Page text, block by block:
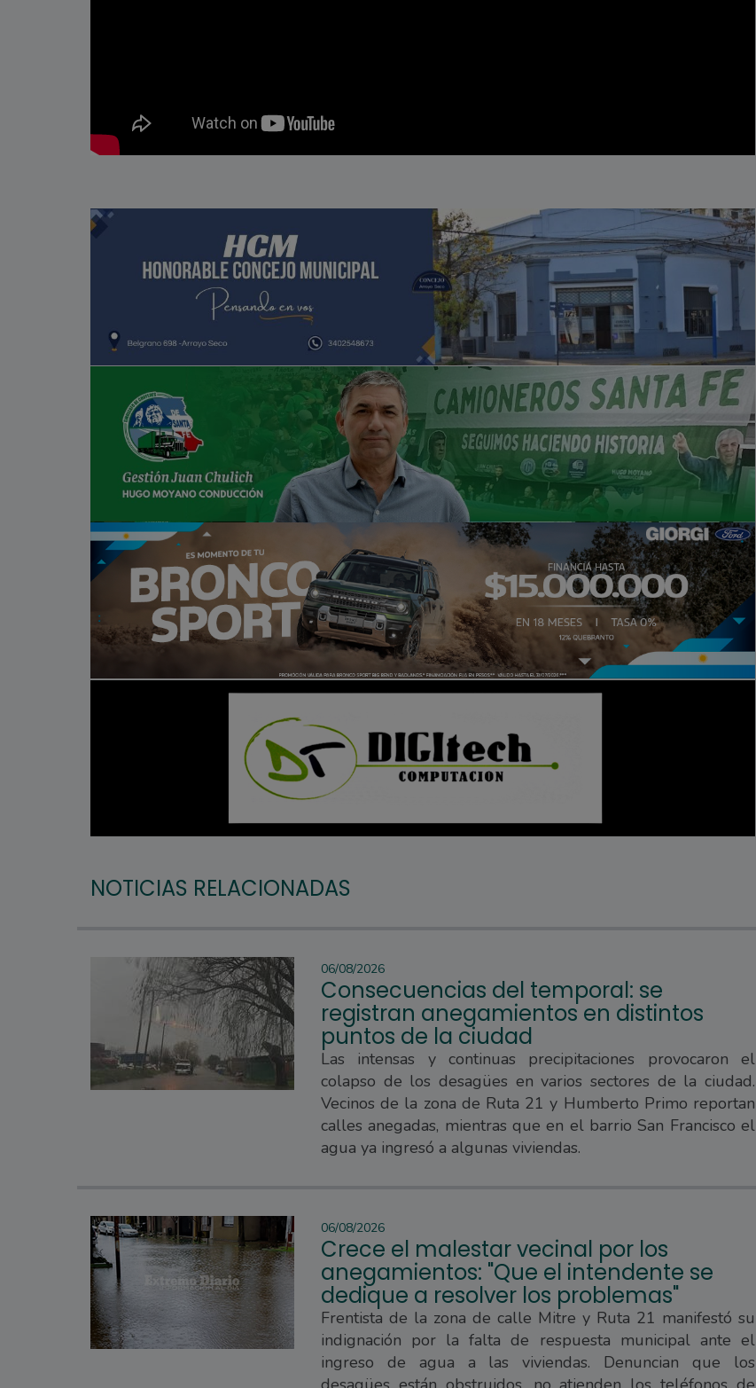
NOTICIAS RELACIONADAS
06/08/2026
Consecuencias del temporal: se
registran anegamientos en distintos
puntos de la ciudad
Las intensas y continuas precipitaciones provocaron el
colapso de los desagües en varios sectores de la ciudad.
Vecinos de la zona de Ruta 21 y Humberto Primo reportan
calles anegadas, mientras que en el barrio San Francisco el
agua ya ingresó a algunas viviendas.
06/08/2026
Crece el malestar vecinal por los
anegamientos: "Que el intendente se
dedique a resolver los problemas"
Frentista de la zona de calle Mitre y Ruta 21 manifestó su
indignación por la falta de respuesta municipal ante el
ingreso de agua a las viviendas. Denuncian que los